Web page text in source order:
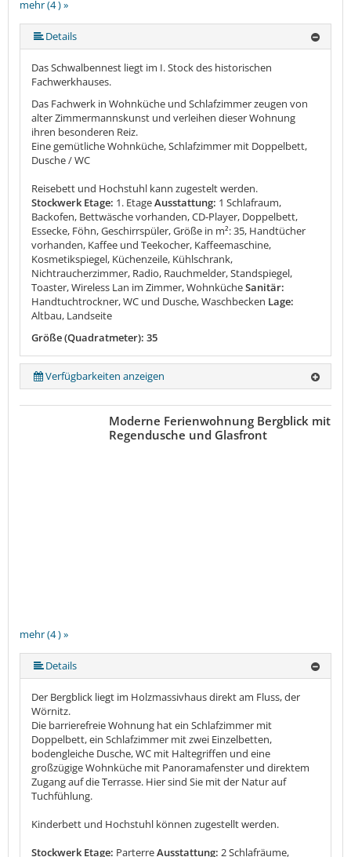
mehr (4 ) »
Details
Das Schwalbennest liegt im I. Stock des historischen
Fachwerkhauses.
Das Fachwerk in Wohnküche und Schlafzimmer zeugen von
alter Zimmermannskunst und verleihen dieser Wohnung
ihren besonderen Reiz.
Eine gemütliche Wohnküche, Schlafzimmer mit Doppelbett,
Dusche / WC
Reisebett und Hochstuhl kann zugestelt werden.
Stockwerk Etage: 1. EtageAusstattung: 1 Schlafraum,
Backofen, Bettwäsche vorhanden, CD-Player, Doppelbett,
Essecke, Föhn, Geschirrspüler, Größe in m²: 35, Handtücher
vorhanden, Kaffee und Teekocher, Kaffeemaschine,
Kosmetikspiegel, Küchenzeile, Kühlschrank,
Nichtraucherzimmer, Radio, Rauchmelder, Standspiegel,
Toaster, Wireless Lan im Zimmer, WohnkücheSanitär:
Handtuchtrockner, WC und Dusche, Waschbecken Lage:
Altbau, Landseite
Größe (Quadratmeter): 35
Verfügbarkeiten anzeigen
mehr (4 ) »
Moderne Ferienwohnung Bergblick mit
Regendusche und Glasfront
Details
Der Bergblick liegt im Holzmassivhaus direkt am Fluss, der
Wörnitz.
Die barrierefreie Wohnung hat ein Schlafzimmer mit
Doppelbett, ein Schlafzimmer mit zwei Einzelbetten,
bodengleiche Dusche, WC mit Haltegriffen und eine
großzügige Wohnküche mit Panoramafenster und direktem
Zugang auf die Terrasse. Hier sind Sie mit der Natur auf
Tuchfühlung.
Kinderbett und Hochstuhl können zugestellt werden.
Stockwerk Etage: ParterreAusstattung: 2 Schlafräume,